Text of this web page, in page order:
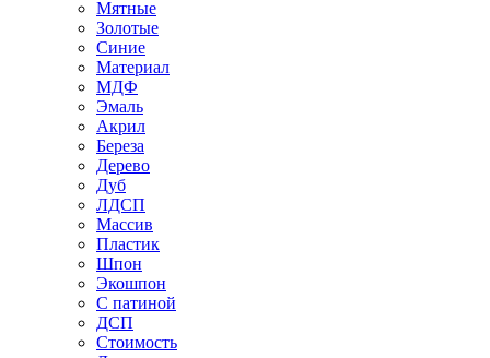
Мятные
Золотые
Синие
Материал
МДФ
Эмаль
Акрил
Береза
Дерево
Дуб
ЛДСП
Массив
Пластик
Шпон
Экошпон
С патиной
ДСП
Стоимость